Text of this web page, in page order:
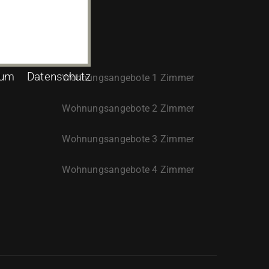
Wohnungsangebote 1 Zimmer
Wohnungsangebote 2 Zimmer
Wohnungsangebote 3 Zimmer
Wohnungsangebote 4 Zimmer
Datenschutz